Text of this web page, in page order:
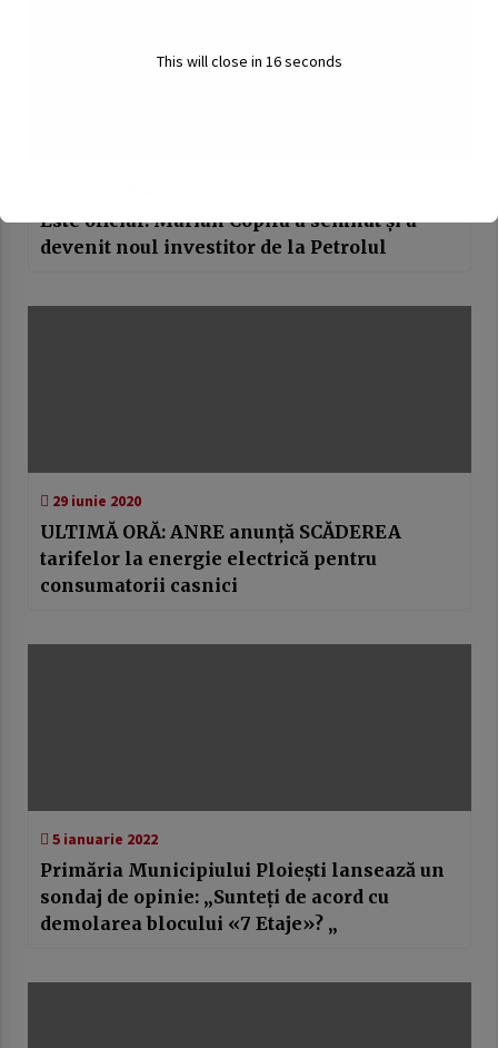
Este oficial! Marian Copilu a semnat și a
devenit noul investitor de la Petrolul
29 iunie 2020
ULTIMĂ ORĂ: ANRE anunță SCĂDEREA
tarifelor la energie electrică pentru
consumatorii casnici
5 ianuarie 2022
Primăria Municipiului Ploiești lansează un
sondaj de opinie: „Sunteți de acord cu
demolarea blocului «7 Etaje»? „
This will close in 16seconds